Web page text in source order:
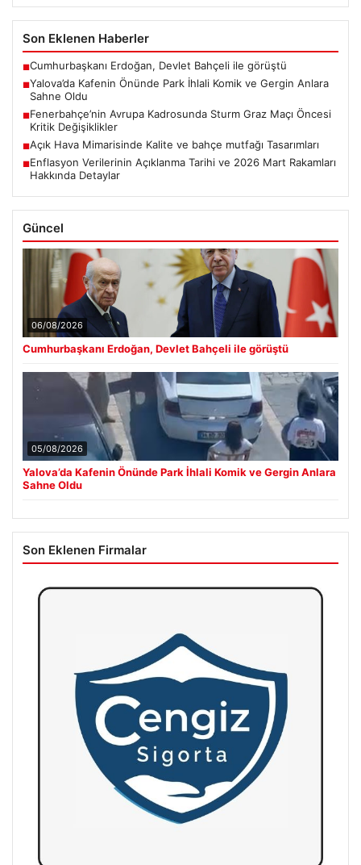
Son Eklenen Haberler
■Cumhurbaşkanı Erdoğan, Devlet Bahçeli ile görüştü
■Yalova’da Kafenin Önünde Park İhlali Komik ve Gergin Anlara
Sahne Oldu
■Fenerbahçe’nin Avrupa Kadrosunda Sturm Graz Maçı Öncesi
Kritik Değişiklikler
■Açık Hava Mimarisinde Kalite ve bahçe mutfağı Tasarımları
■Enflasyon Verilerinin Açıklanma Tarihi ve 2026 Mart Rakamları
Hakkında Detaylar
Güncel
06/08/2026
Cumhurbaşkanı Erdoğan, Devlet Bahçeli ile görüştü
05/08/2026
Yalova’da Kafenin Önünde Park İhlali Komik ve Gergin Anlara
Sahne Oldu
Son Eklenen Firmalar